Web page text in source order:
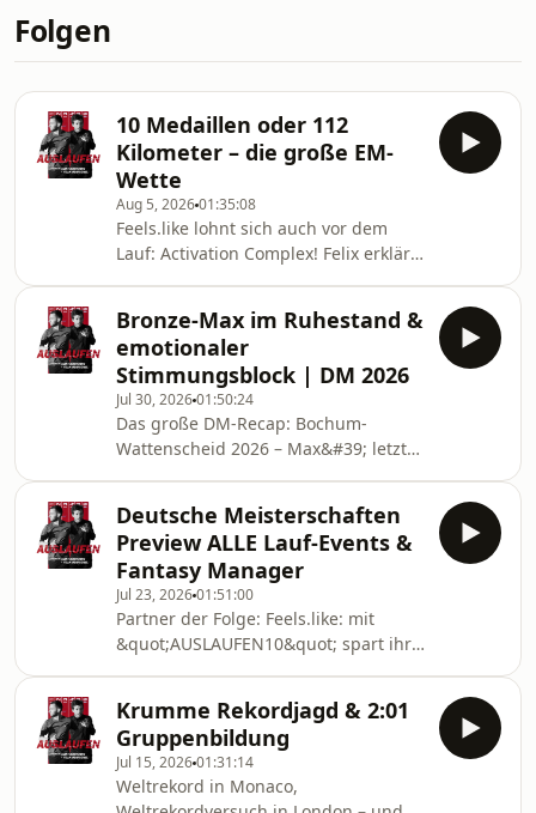
Folgen
10 Medaillen oder 112
Kilometer – die große EM-
Wette
Aug 5, 202601:35:08
Feels.like lohnt sich auch vor dem
Lauf: Activation Complex! Felix erklärt
sparen! 👉 hier bestellen!Nächsten
Montag beginnt die Leichtathletik-EM
in Birmingham – und Felix und Max
stimmen euch ein. Diesmal nicht
einfach Meldeliste rauf und runter:
Die beiden hangeln sich am Zeitplan
entlang, Tag für Tag, vom 800-Meter-
Vorlauf a
Bronze-Max im Ruhestand &
emotionaler
Stimmungsblock | DM 2026
Jul 30, 202601:50:24
Das große DM-Recap: Bochum-
Wattenscheid 2026 – Max&#39; letztes
AuswertungMinistry – Fast Carb (neu:
Mango) – mit Code auslaufen15
gibt&#39;s 15 % auf das Ministry
Running Bundle →
⁠http://mnstry.com/⁠Was für ein
Wochenende! Felix (mit
angeschlagener Stimme vom
Stimmungsblock) und Max – ab sofort
mit Sternchen „Retired&quot; hinter
dem Namen –
Deutsche Meisterschaften
Preview ALLE Lauf-Events &
Fantasy Manager
Jul 23, 202601:51:00
Partner der Folge: Feels.like: mit
&quot;AUSLAUFEN10&quot; spart ihr
Woche! Felix und Max liefern euch die
große Preview auf die Deutschen
Meisterschaften in Bochum-
Wattenscheid – alle acht
Krumme Rekordjagd & 2:01
Gruppenbildung
Jul 15, 202601:31:14
Weltrekord in Monaco,